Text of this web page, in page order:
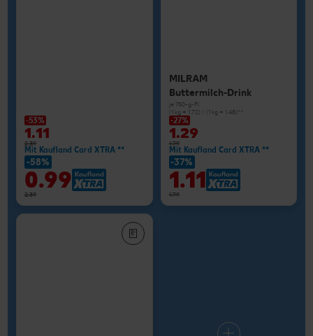
-53%
1.11
2.39
Mit Kaufland Card XTRA **
-58%
0.99
2.39
MILRAM
Buttermilch-Drink
je 750-g-Fl.
(1 kg = 1.72) / (1 kg = 1.48)**
-27%
1.29
1.79
Mit Kaufland Card XTRA **
-37%
1.11
1.79